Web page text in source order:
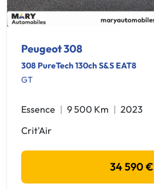
Peugeot 308
308 PureTech 130ch S&S EAT8
GT
Essence 9 500 Km
2023
Crit'Air
34 590 €